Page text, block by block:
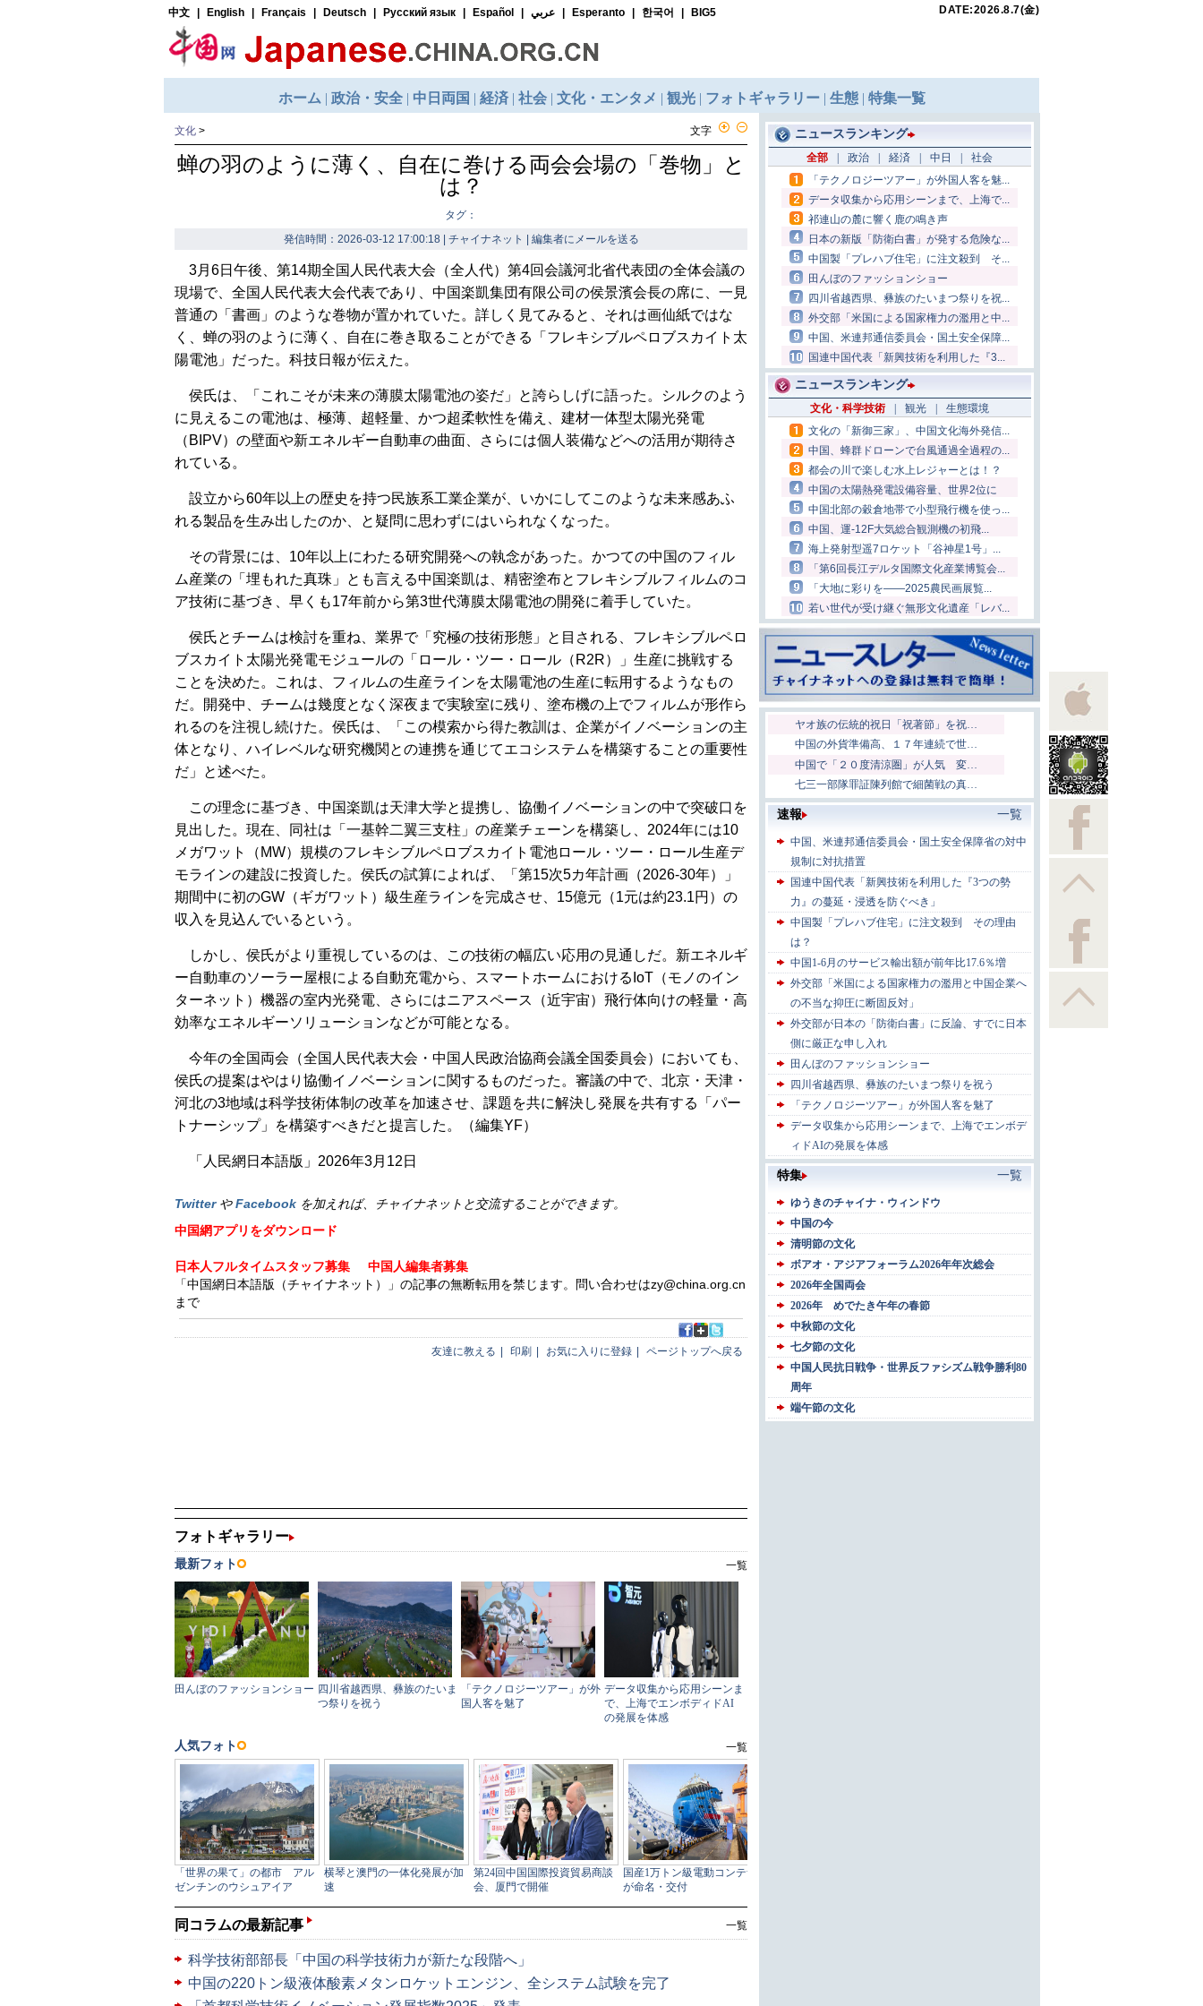
文字
文化 >
蝉の羽のように薄く、自在に巻ける両会会場の「巻物」と
は？
タグ：
発信時間：2026-03-12 17:00:18 | チャイナネット | 編集者にメールを送る
3月6日午後、第14期全国人民代表大会（全人代）第4回会議河北省代表団の全体会議の
現場で、全国人民代表大会代表であり、中国楽凱集団有限公司の侯景濱会長の席に、一見
普通の「書画」のような巻物が置かれていた。詳しく見てみると、それは画仙紙ではな
く、蝉の羽のように薄く、自在に巻き取ることができる「フレキシブルペロブスカイト太
陽電池」だった。科技日報が伝えた。
侯氏は、「これこそが未来の薄膜太陽電池の姿だ」と誇らしげに語った。シルクのよう
に見えるこの電池は、極薄、超軽量、かつ超柔軟性を備え、建材一体型太陽光発電
（BIPV）の壁面や新エネルギー自動車の曲面、さらには個人装備などへの活用が期待さ
れている。
設立から60年以上の歴史を持つ民族系工業企業が、いかにしてこのような未来感あふ
れる製品を生み出したのか、と疑問に思わずにはいられなくなった。
その背景には、10年以上にわたる研究開発への執念があった。かつての中国のフィル
ム産業の「埋もれた真珠」とも言える中国楽凱は、精密塗布とフレキシブルフィルムのコ
ア技術に基づき、早くも17年前から第3世代薄膜太陽電池の開発に着手していた。
侯氏とチームは検討を重ね、業界で「究極の技術形態」と目される、フレキシブルペロ
ブスカイト太陽光発電モジュールの「ロール・ツー・ロール（R2R）」生産に挑戦する
ことを決めた。これは、フィルムの生産ラインを太陽電池の生産に転用するようなもの
だ。開発中、チームは幾度となく深夜まで実験室に残り、塗布機の上でフィルムが形作ら
れるのを注視し続けた。侯氏は、「この模索から得た教訓は、企業がイノベーションの主
体となり、ハイレベルな研究機関との連携を通じてエコシステムを構築することの重要性
だ」と述べた。
この理念に基づき、中国楽凱は天津大学と提携し、協働イノベーションの中で突破口を
見出した。現在、同社は「一基幹二翼三支柱」の産業チェーンを構築し、2024年には10
メガワット（MW）規模のフレキシブルペロブスカイト電池ロール・ツー・ロール生産デ
モラインの建設に投資した。侯氏の試算によれば、「第15次5カ年計画（2026-30年）」
期間中に初のGW（ギガワット）級生産ラインを完成させ、15億元（1元は約23.1円）の
収入を見込んでいるという。
しかし、侯氏がより重視しているのは、この技術の幅広い応用の見通しだ。新エネルギ
ー自動車のソーラー屋根による自動充電から、スマートホームにおけるIoT（モノのイン
ターネット）機器の室内光発電、さらにはニアスペース（近宇宙）飛行体向けの軽量・高
効率なエネルギーソリューションなどが可能となる。
今年の全国両会（全国人民代表大会・中国人民政治協商会議全国委員会）においても、
侯氏の提案はやはり協働イノベーションに関するものだった。審議の中で、北京・天津・
河北の3地域は科学技術体制の改革を加速させ、課題を共に解決し発展を共有する「パー
トナーシップ」を構築すべきだと提言した。（編集YF）
「人民網日本語版」2026年3月12日
Twitter やFacebook を加えれば、チャイナネットと交流することができます。
中国網アプリをダウンロード
日本人フルタイムスタッフ募集
中国人編集者募集
「中国網日本語版（チャイナネット）」の記事の無断転用を禁じます。問い合わせはzy@china.org.cn
まで
友達に教える 印刷 お気に入りに登録 ページトップへ戻る
一覧
同コラムの最新記事
科学技術部部長「中国の科学技術力が新たな段階へ」
中国の220トン級液体酸素メタンロケットエンジン、全システム試験を完了